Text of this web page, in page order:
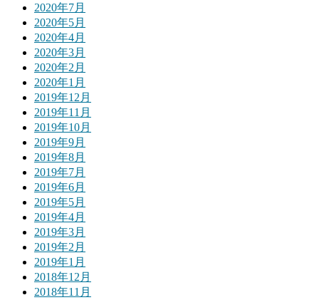
2020年7月
2020年5月
2020年4月
2020年3月
2020年2月
2020年1月
2019年12月
2019年11月
2019年10月
2019年9月
2019年8月
2019年7月
2019年6月
2019年5月
2019年4月
2019年3月
2019年2月
2019年1月
2018年12月
2018年11月